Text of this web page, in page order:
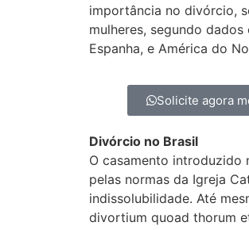
importância no divórcio,
mulheres, segundo
Espanha, e América do
Solicite agora
Divórcio no Brasil
O casamento introduzido
pelas normas da Igreja
indissolubilidade. Até
divortium quoad thorum